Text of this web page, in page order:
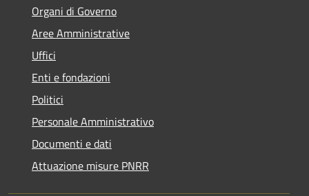
Organi di Governo
Aree Amministrative
Uffici
Enti e fondazioni
Politici
Personale Amministrativo
Documenti e dati
Attuazione misure PNRR